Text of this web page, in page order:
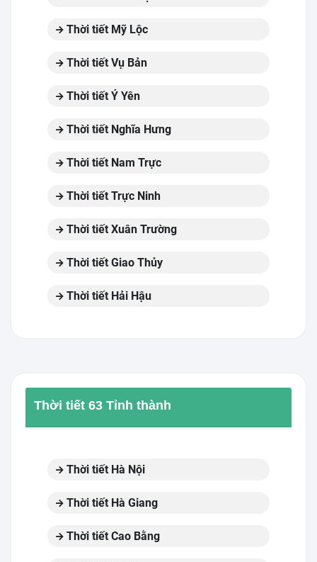
Thời tiết Mỹ Lộc
Thời tiết Vụ Bản
Thời tiết Ý Yên
Thời tiết Nghĩa Hưng
Thời tiết Nam Trực
Thời tiết Trực Ninh
Thời tiết Xuân Trường
Thời tiết Giao Thủy
Thời tiết Hải Hậu
Thời tiết 63 Tỉnh thành
Thời tiết Hà Nội
Thời tiết Hà Giang
Thời tiết Cao Bằng